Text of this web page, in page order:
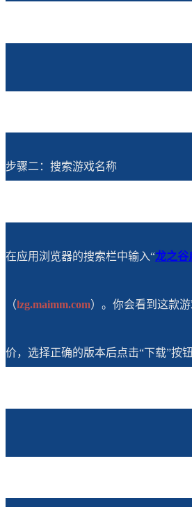
步骤二：搜索游戏名称
在应用浏览器的搜索栏中输入“龙之谷
（lzg.maimm.com）。你会看到这款
价，选择正确的版本后点击“下载”按钮